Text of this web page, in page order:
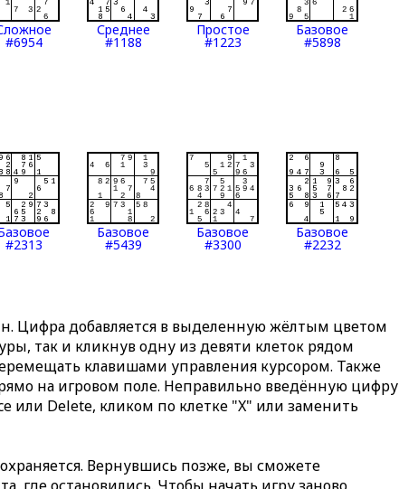
#6954
Среднее
#1188
Простое
#1223
Базовое
#5898
#2313
Базовое
#5439
Базовое
#3300
Базовое
#2232
Цифра добавляется в выделенную жёлтым цветом
так и кликнув одну из девяти клеток рядом
клавишами управления курсором. Также
на игровом поле. Неправильно введённую цифру
или Delete, кликом по клетке "X" или заменить
Вернувшись позже, вы сможете